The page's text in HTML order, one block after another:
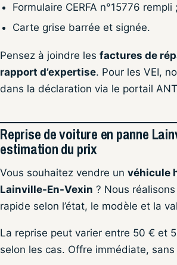
Formulaire CERFA n°15776 rempli ;
Carte grise barrée et signée.
Pensez à joindre les factures de
rapport d’expertise. Pour les VEI,
dans la déclaration via le portail
Reprise de voiture en panne
estimation du prix
Vous souhaitez vendre un véhicule
Lainville-En-Vexin ? Nous
rapide selon l’état, le modèle et la
La reprise peut varier entre 50 € et
selon les cas. Offre immédiate,